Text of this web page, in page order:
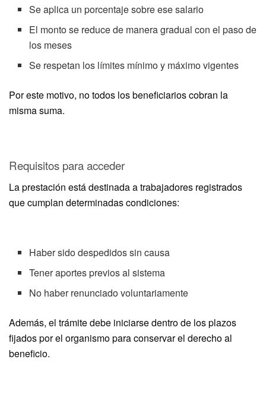
Se aplica un porcentaje sobre ese salario
El monto se reduce de manera gradual con el paso de
los meses
Se respetan los límites mínimo y máximo vigentes
Por este motivo, no todos los beneficiarios cobran la
misma suma.
Requisitos para acceder
La prestación está destinada a trabajadores registrados
que cumplan determinadas condiciones:
Haber sido despedidos sin causa
Tener aportes previos al sistema
No haber renunciado voluntariamente
Además, el trámite debe iniciarse dentro de los plazos
fijados por el organismo para conservar el derecho al
beneficio.